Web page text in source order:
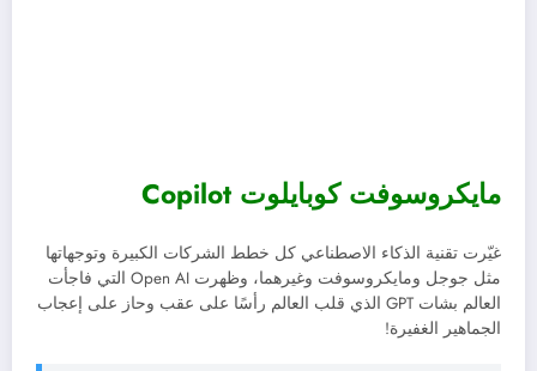
مايكروسوفت كوبايلوت Copilot
غيّرت تقنية الذكاء الاصطناعي كل خطط الشركات الكبيرة وتوجهاتها
مثل جوجل ومايكروسوفت وغيرهما، وظهرت Open AI التي فاجأت
العالم بشات GPT الذي قلب العالم رأسًا على عقب وحاز على إعجاب
الجماهير الغفيرة!